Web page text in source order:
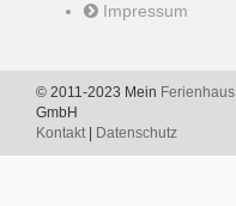
Impressum
© 2011-2023 Mein Ferienhaus
GmbH
Kontakt| Datenschutz